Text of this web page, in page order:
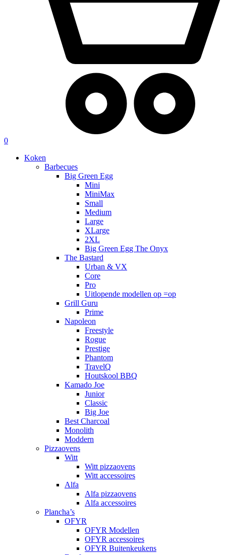
0
Koken
Barbecues
Big Green Egg
Mini
MiniMax
Small
Medium
Large
XLarge
2XL
Big Green Egg The Onyx
The Bastard
Urban & VX
Core
Pro
Uitlopende modellen op =op
Grill Guru
Prime
Napoleon
Freestyle
Rogue
Prestige
Phantom
TravelQ
Houtskool BBQ
Kamado Joe
Junior
Classic
Big Joe
Best Charcoal
Monolith
Moddern
Pizzaovens
Witt
Witt pizzaovens
Witt accessoires
Alfa
Alfa pizzaovens
Alfa accessoires
Plancha’s
OFYR
OFYR Modellen
OFYR accessoires
OFYR Buitenkeukens